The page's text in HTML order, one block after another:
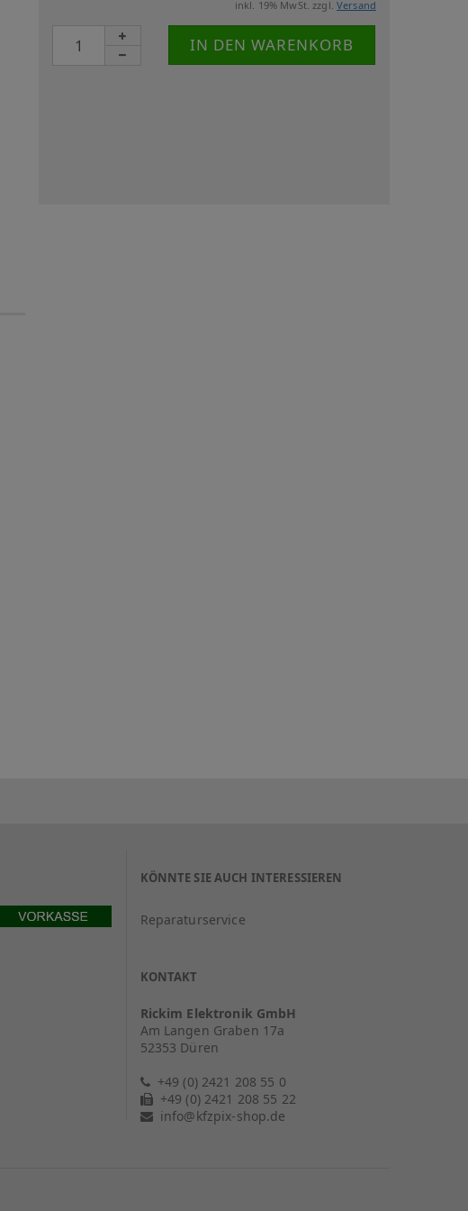
inkl. 19% MwSt. zzgl.Versand
KÖNNTE SIE AUCH INTERESSIEREN
Reparaturservice
KONTAKT
Rickim Elektronik GmbH
Am Langen Graben 17a
52353 Düren
+49 (0) 2421 208 55 0
+49 (0) 2421 208 55 22
info@kfzpix-shop.de